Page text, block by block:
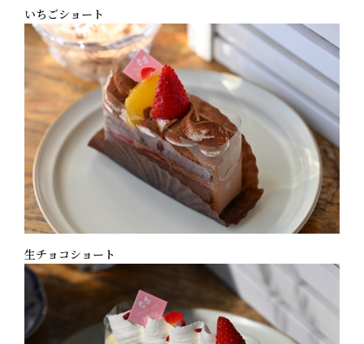
いちごショート
生チョコショート